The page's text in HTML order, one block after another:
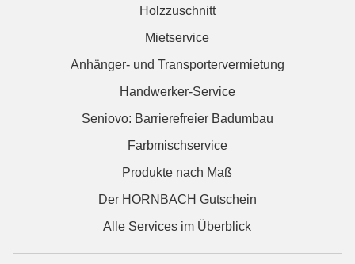
Holzzuschnitt
Mietservice
Anhänger- und Transportervermietung
Handwerker-Service
Seniovo: Barrierefreier Badumbau
Farbmischservice
Produkte nach Maß
Der HORNBACH Gutschein
Alle Services im Überblick